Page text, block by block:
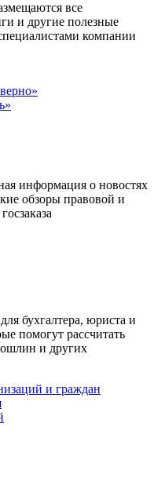
все
и другие полезные
компании
информация о новостях
обзоры правовой и
бухгалтера, юриста и
помогут рассчитать
и других
и граждан